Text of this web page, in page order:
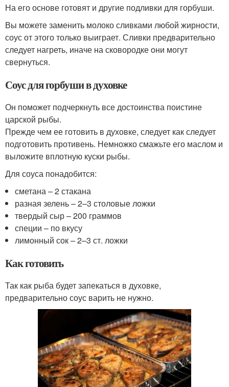
На его основе готовят и другие подливки для горбуши.
Вы можете заменить молоко сливками любой жирности,
соус от этого только выиграет. Сливки предварительно
следует нагреть, иначе на сковородке они могут
свернуться.
Соус для горбуши в духовке
Он поможет подчеркнуть все достоинства поистине
царской рыбы.
Прежде чем ее готовить в духовке, следует как следует
подготовить противень. Немножко смажьте его маслом и
выложите вплотную куски рыбы.
Для соуса понадобится:
сметана – 2 стакана
разная зелень – 2–3 столовые ложки
твердый сыр – 200 граммов
специи – по вкусу
лимонный сок – 2–3 ст. ложки
Как готовить
Так как рыба будет запекаться в духовке,
предварительно соус варить не нужно.